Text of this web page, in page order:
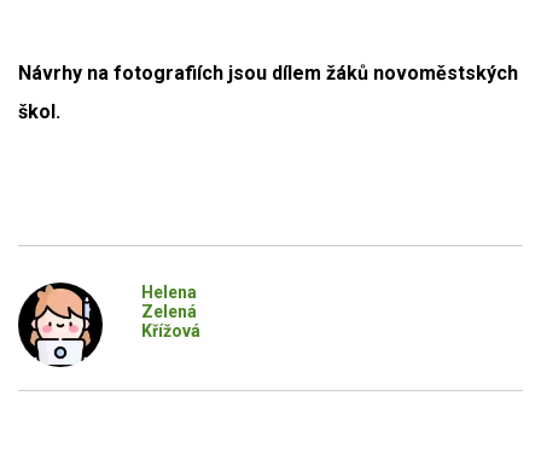
Návrhy na fotografiích jsou dílem žáků novoměstských
škol.
Helena
Zelená
Křížová